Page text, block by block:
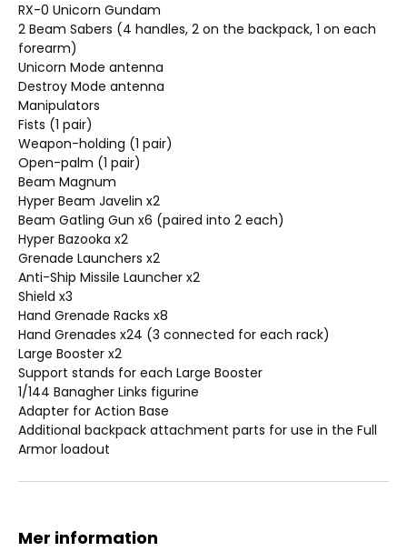
RX-0 Unicorn Gundam
2 Beam Sabers (4 handles, 2 on the backpack, 1 on each
forearm)
Unicorn Mode antenna
Destroy Mode antenna
Manipulators
Fists (1 pair)
Weapon-holding (1 pair)
Open-palm (1 pair)
Beam Magnum
Hyper Beam Javelin x2
Beam Gatling Gun x6 (paired into 2 each)
Hyper Bazooka x2
Grenade Launchers x2
Anti-Ship Missile Launcher x2
Shield x3
Hand Grenade Racks x8
Hand Grenades x24 (3 connected for each rack)
Large Booster x2
Support stands for each Large Booster
1/144 Banagher Links figurine
Adapter for Action Base
Additional backpack attachment parts for use in the Full
Armor loadout
Mer information